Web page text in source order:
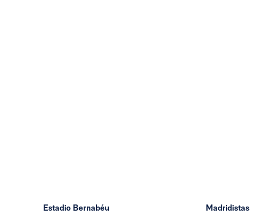
Estadio Bernabéu Madridistas